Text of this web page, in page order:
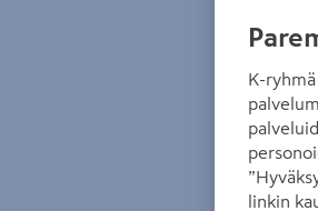
kuvaus löytyy Tuotteen kuvaus -
K-
linkin